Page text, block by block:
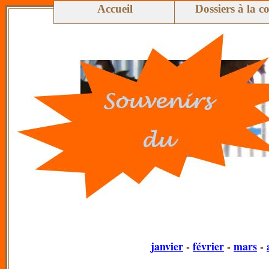
janvier-février-mars-
Accueil Dossiers à la